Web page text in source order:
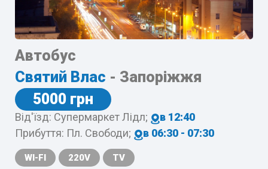
Автобус
Святий Влас - Запоріжжя
5000 грн
Від'їзд: Супермаркет Лідл;
в 12:40
Прибуття: Пл. Свободи;
в 06:30 - 07:30
WI-FI 220V TV